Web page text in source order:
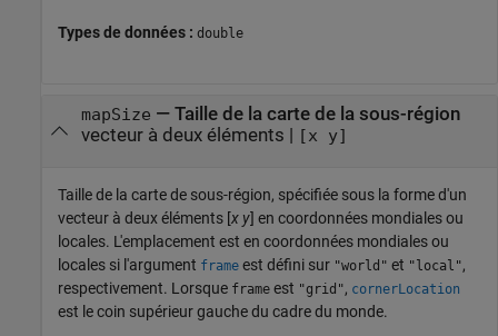
Types de données : double
mapSize — Taille de la carte de la sous-région
vecteur à deux éléments | [x y]
Taille de la carte de sous-région, spécifiée sous la forme d'un
vecteur à deux éléments [x y] en coordonnées mondiales ou
locales. L'emplacement est en coordonnées mondiales ou
locales si l'argument frame est défini sur "world" et "local",
respectivement. Lorsque frame est "grid", cornerLocation
est le coin supérieur gauche du cadre du monde.